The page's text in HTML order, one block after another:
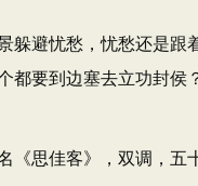
躲避忧愁，忧愁还是跟
都要到边塞去立功封侯
《思佳客》，双调，五